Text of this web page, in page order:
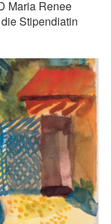
Maria Renee
Stipendiatin